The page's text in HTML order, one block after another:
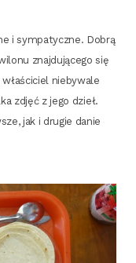
i sym­pa­tycz­ne. Dobrą
znaj­du­ją­ce­go się
nie­by­wa­le
zdjęć z jego dzieł.
jak i dru­gie danie